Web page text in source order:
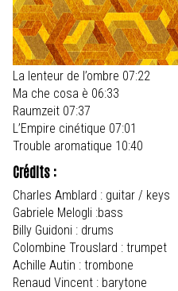
La lenteur de l’ombre 07:22
Ma che cosa è 06:33
Raumzeit 07:37
L’Empire cinétique 07:01
Trouble aromatique 10:40
Crédits :
Charles Amblard : guitar / keys
Gabriele Melogli :bass
Billy Guidoni : drums
Colombine Trouslard : trumpet
Achille Autin : trombone
Renaud Vincent : barytone